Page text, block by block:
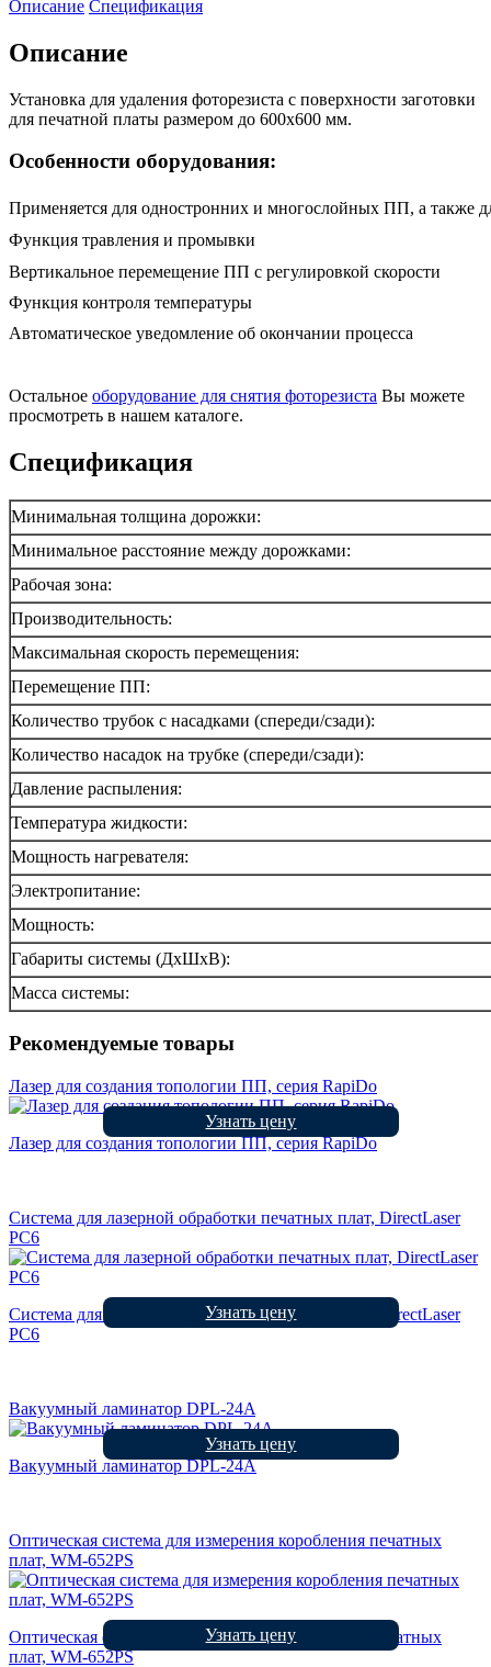
Описание Спецификация
Описание
Установка для удаления фоторезиста с поверхности заготовки
для печатной платы размером до 600х600 мм.
Особенности оборудования:
Применяется для одностронних и многослойных ПП, а также
Функция травления и промывки
Вертикальное перемещение ПП с регулировкой скорости
Функция контроля температуры
Автоматическое уведомление об окончании процесса
Остальное оборудование для снятия фоторезиста Вы можете
просмотреть в нашем каталоге.
Спецификация
Минимальная толщина дорожки:
Минимальное расстояние между дорожками:
Рабочая зона:
Производительность:
Максимальная скорость перемещения:
Перемещение ПП:
Количество трубок с насадками (спереди/сзади):
Количество насадок на трубке (спереди/сзади):
Давление распыления:
Температура жидкости:
Мощность нагревателя:
Электропитание:
Мощность:
Габариты системы (ДхШхВ):
Масса системы:
Рекомендуемые товары
Лазер для создания топологии ПП, серия RapiDo
Лазер для создания топологии ПП, серия RapiDo
Узнать цену
Система для лазерной обработки печатных плат, DirectLaser
PC6
Система для лазерной обработки печатных плат, DirectLaser
PC6
Узнать цену
Вакуумный ламинатор DPL-24A
Вакуумный ламинатор DPL-24A
Узнать цену
Оптическая система для измерения коробления печатных
плат, WM-652PS
Оптическая система для измерения коробления печатных
плат, WM-652PS
Узнать цену